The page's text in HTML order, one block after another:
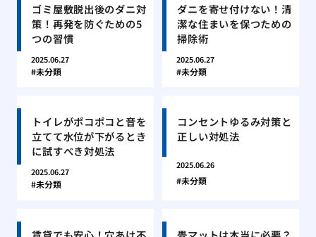
ゴミ屋敷脱出後のダニ対
策！再発を防ぐための5
つの習慣
2025.06.27
未分類
ダニを寄せ付けない！清
潔な住まいを保つための
掃除術
2025.06.27
未分類
トイレがポコポコと音を
立てて水位が下がるとき
に試すべき対処法
2025.06.27
未分類
コンセントゆるみ対策と
正しい対処法
2025.06.26
未分類